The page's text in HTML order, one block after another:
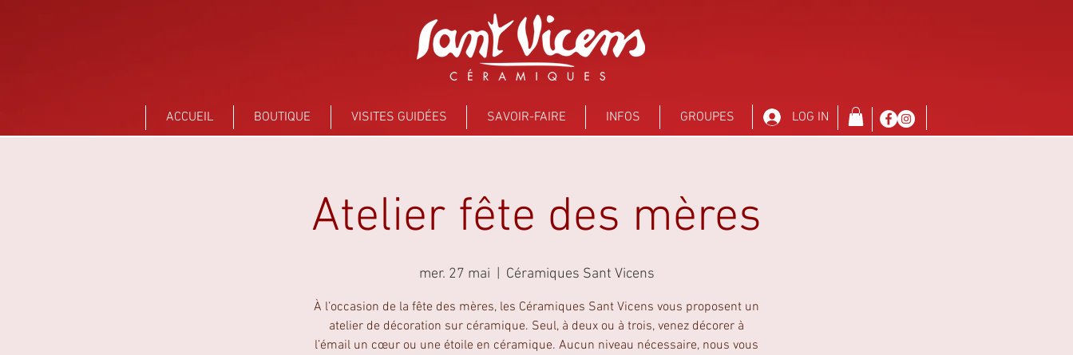
ACCUEIL BOUTIQUE VISITES GUIDÉES SAVOIR-FAIRE INFOS GROUPES LOG IN
Atelier fête des mères
mer. 27 mai Céramiques Sant Vicens
À l’occasion de la fête des mères, les Céramiques Sant Vicens vous proposent un
atelier de décoration sur céramique. Seul, à deux ou à trois, venez décorer à
l’émail un cœur ou une étoile en céramique. Aucun niveau nécessaire, nous vous